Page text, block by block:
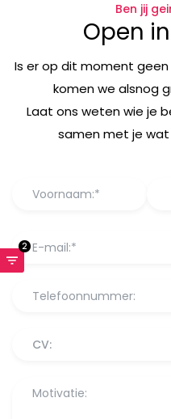
2
Ben jij
Open
Is er op dit moment
komen we alsnog
Laat ons weten wie je
samen met je wat
CV: